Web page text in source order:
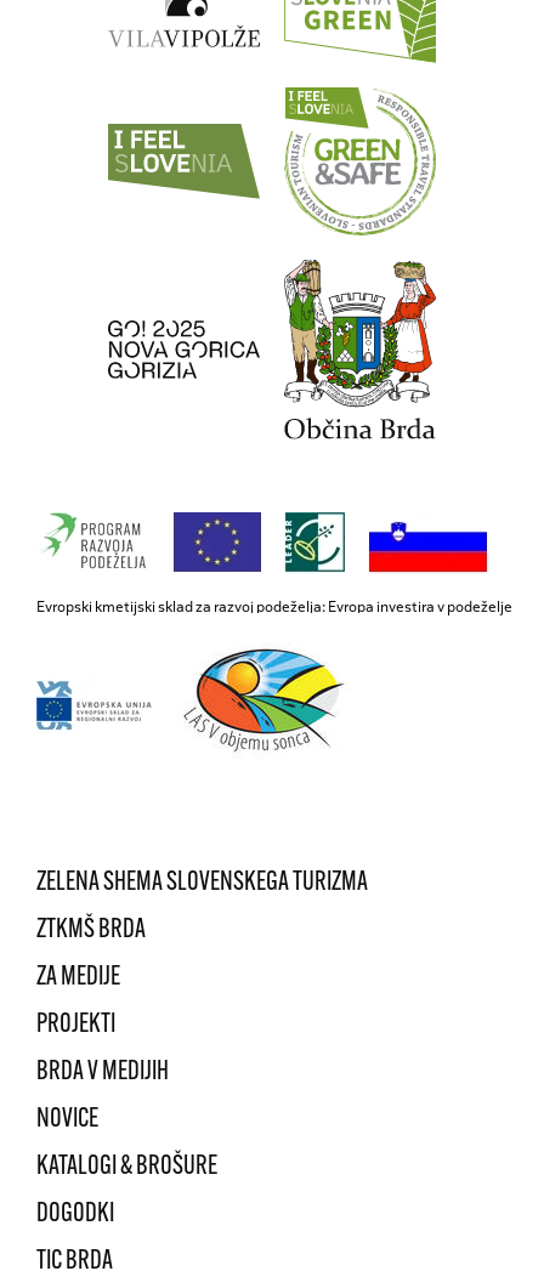
Evropski kmetijski sklad za razvoj podeželja: Evropa investira v podeželje
ZELENA SHEMA SLOVENSKEGA TURIZMA
ZTKMŠ BRDA
ZA MEDIJE
PROJEKTI
BRDA V MEDIJIH
NOVICE
KATALOGI & BROŠURE
DOGODKI
TIC BRDA